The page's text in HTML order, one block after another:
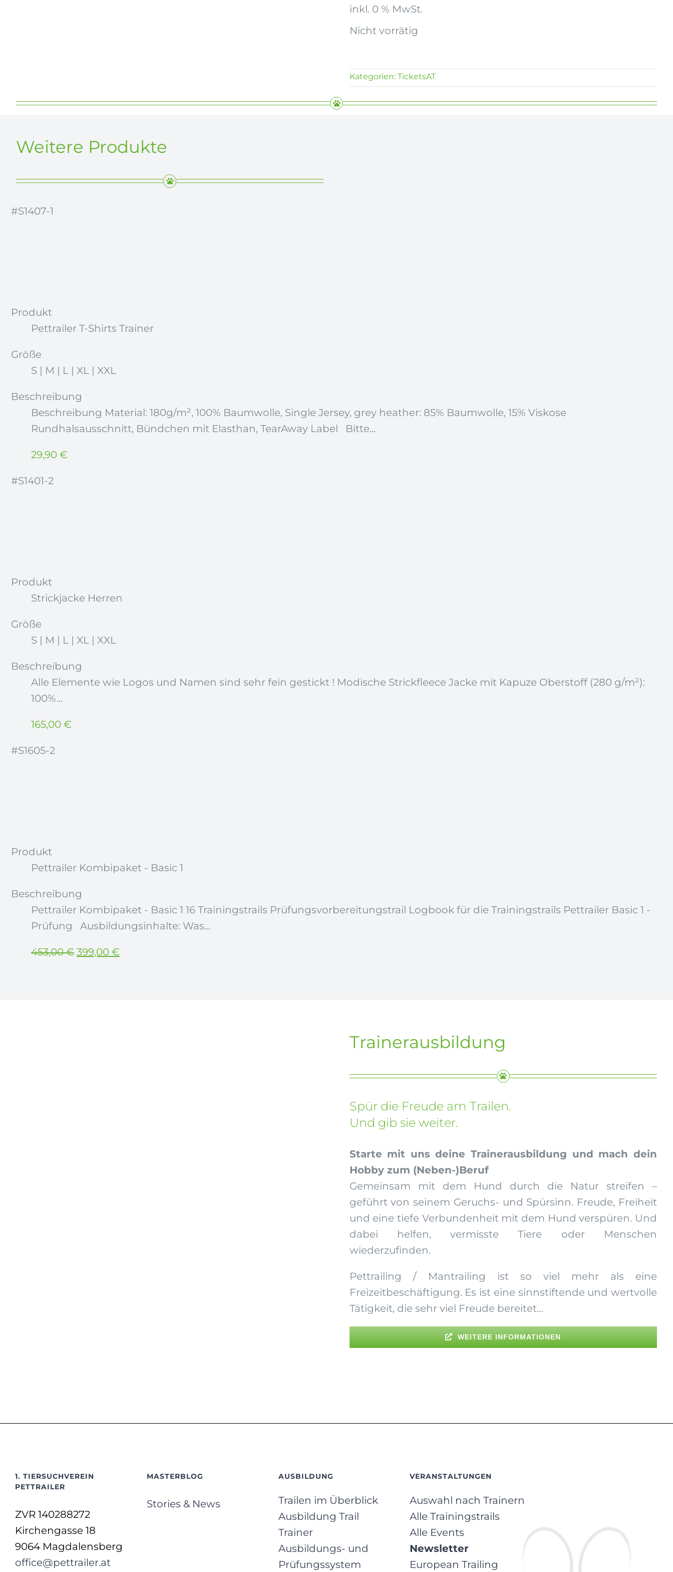
inkl. 0 % MwSt.
Nicht vorrätig
Kategorien: TicketsAT
Weitere Produkte
#S1407-1
Produkt
Pettrailer T-Shirts Trainer
Größe
S | M | L | XL | XXL
Beschreibung
Beschreibung Material: 180g/m², 100% Baumwolle, Single Jersey, grey heather: 85% Baumwolle, 15% Viskose
Rundhalsausschnitt, Bündchen mit Elasthan, TearAway Label Bitte...
29,90 €
#S1401-2
Produkt
Strickjacke Herren
Größe
S | M | L | XL | XXL
Beschreibung
Alle Elemente wie Logos und Namen sind sehr fein gestickt ! Modische Strickfleece Jacke mit Kapuze Oberstoff (280 g/m²):
100%...
165,00 €
#S1605-2
Produkt
Pettrailer Kombipaket - Basic 1
Beschreibung
Pettrailer Kombipaket - Basic 1 16 Trainingstrails Prüfungsvorbereitungstrail Logbook für die Trainingstrails Pettrailer Basic 1 -
Prüfung Ausbildungsinhalte: Was...
453,00€ Ursprünglicher
399,00 €Aktueller
Trainerausbildung
Spür die Freude am Trailen.
Und gib sie weiter.
Starte mit uns deine Trainerausbildung und mach dein
Hobby zum (Neben-)Beruf
Gemeinsam mit dem Hund durch die Natur streifen –
geführt von seinem Geruchs- und Spürsinn. Freude, Freiheit
und eine tiefe Verbundenheit mit dem Hund verspüren. Und
dabei helfen, vermisste Tiere oder Menschen
wiederzufinden.
Pettrailing / Mantrailing ist so viel mehr als eine
Freizeitbeschäftigung. Es ist eine sinnstiftende und wertvolle
Tätigkeit, die sehr viel Freude bereitet…
WEITERE INFORMATIONEN
1. TIERSUCHVEREIN
PETTRAILER
ZVR 140288272
Kirchengasse 18
9064 Magdalensberg
office@pettrailer.at
MASTERBLOG
Stories & News
AUSBILDUNG
Trailen im Überblick
Ausbildung Trail
Trainer
Ausbildungs- und
Prüfungssystem
VERANSTALTUNGEN
Auswahl nach Trainern
Alle Trainingstrails
Alle Events
Newsletter
European Trailing